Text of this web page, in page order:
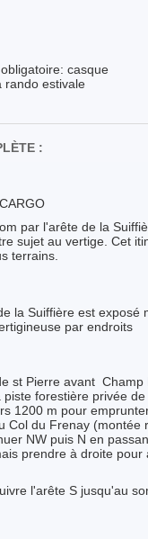
casque
rando estivale
:
par l'arête de la
sujet au vertige. Cet
terrains.
la Suiffière est
par endroits
st Pierre avant
forestière privée
1200 m pour
Col du Frenay (montée
NW puis N en
prendre à droite pour
l'arête S jusqu'au